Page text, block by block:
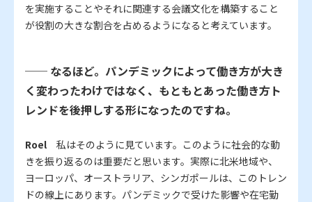
を実施することやそれに関連する会議文化を構築すること
が役割の大きな割合を占めるようになると考えています。
── なるほど。パンデミックによって働き方が大き
く変わったわけではなく、もともとあった働き方ト
レンドを後押しする形になったのですね。
Roel 私はそのように見ています。このように社会的な動
きを振り返るのは重要だと思います。実際に北米地域や、
ヨーロッパ、オーストラリア、シンガポールは、このトレン
ドの線上にあります。パンデミックで受けた影響や在宅勤